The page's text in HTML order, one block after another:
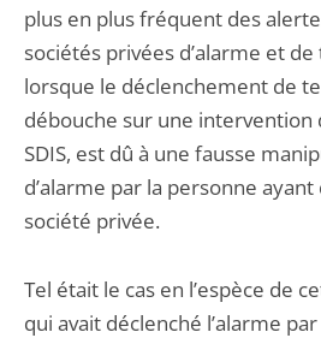
plus en plus fréquent des
sociétés privées d’alarme et
lorsque le déclenchement de
débouche sur une intervention
SDIS, est dû à une fausse
d’alarme par la personne
société privée.
Tel était le cas en l’espèce de
qui avait déclenché l’alarme